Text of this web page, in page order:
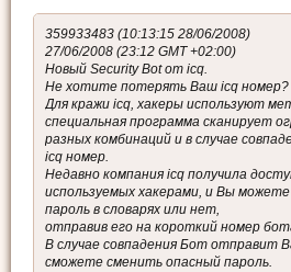
359933483 (10:13:15 28/06/2008)
27/06/2008 (23:12 GMT +02:00)
Новый Security Bot от icq.
Не хотите потерять Ваш icq номер?
Для кражи icq, хакеры используют
специальная программа сканирует
разных комбинаций и в случае
icq номер.
Недавно компания icq получила
используемых хакерами, и Вы
пароль в словарях или нет,
отправив его на короткий номер
В случае совпадения Бот отправит
сможете сменить опасный пароль.